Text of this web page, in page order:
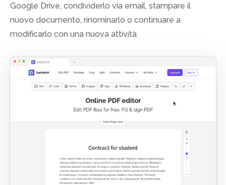
Google Drive, condividerlo via email, stampare il
nuovo documento, rinominarlo o continuare a
modificarlo con una nuova attività.